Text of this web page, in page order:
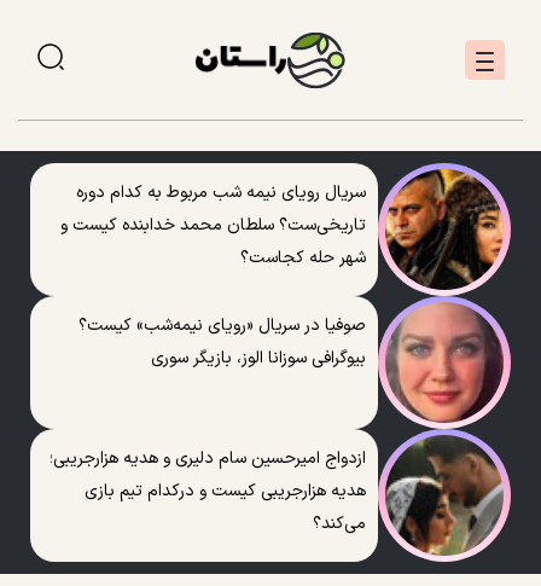
سریال رویای نیمه شب مربوط به کدام دوره
تاریخی‌ست؟ سلطان محمد خدابنده کیست و
شهر حله کجاست؟
صوفیا در سریال «رویای نیمه‌شب» کیست؟
بیوگرافی سوزانا الوز، بازیگر سوری
ازدواج امیرحسین سام دلیری و هدیه هزارجریبی؛
هدیه هزارجریبی کیست و درکدام تیم بازی
می‌کند؟